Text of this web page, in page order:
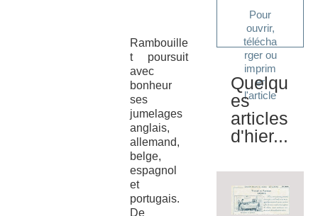
Rambouille
t poursuit
avec
bonheur
ses
jumelages
anglais,
allemand,
belge,
espagnol
et
portugais.
De
Pour
ouvrir,
télécha
rger ou
imprim
er
l'article
Quelqu
es
articles
d'hier...